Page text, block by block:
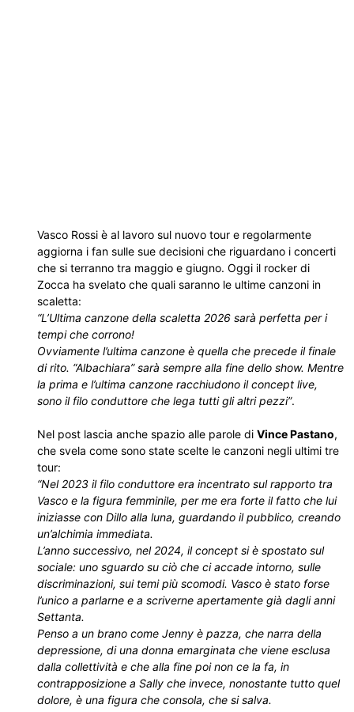
Vasco Rossi è al lavoro sul nuovo tour e regolarmente
aggiorna i fan sulle sue decisioni che riguardano i concerti
che si terranno tra maggio e giugno. Oggi il rocker di
Zocca ha svelato che quali saranno le ultime canzoni in
scaletta:
“L’Ultima canzone della scaletta 2026 sarà perfetta per i
tempi che corrono!
Ovviamente l’ultima canzone è quella che precede il finale
di rito. “Albachiara” sarà sempre alla fine dello show. Mentre
la prima e l’ultima canzone racchiudono il concept live,
sono il filo conduttore che lega tutti gli altri pezzi”.
Nel post lascia anche spazio alle parole di Vince Pastano,
che svela come sono state scelte le canzoni negli ultimi tre
tour:
“Nel 2023 il filo conduttore era incentrato sul rapporto tra
Vasco e la figura femminile, per me era forte il fatto che lui
iniziasse con Dillo alla luna, guardando il pubblico, creando
un’alchimia immediata.
L’anno successivo, nel 2024, il concept si è spostato sul
sociale: uno sguardo su ciò che ci accade intorno, sulle
discriminazioni, sui temi più scomodi. Vasco è stato forse
l’unico a parlarne e a scriverne apertamente già dagli anni
Settanta.
Penso a un brano come Jenny è pazza, che narra della
depressione, di una donna emarginata che viene esclusa
dalla collettività e che alla fine poi non ce la fa, in
contrapposizione a Sally che invece, nonostante tutto quel
dolore, è una figura che consola, che si salva.